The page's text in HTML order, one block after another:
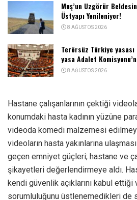
Muş’un Uzgörür
Üstyapı Yenileniyor!
8 AĞUSTOS 2026
Terörsüz Türkiye
yasa Adalet
8 AĞUSTOS 2026
Hastane çalışanlarının çektiği
konumdaki hasta kadının yüzüne
videoda komedi malzemesi
videoların hasta yakınlarına
geçen emniyet güçleri; hastane ve
şikayetleri değerlendirmeye aldı.
kendi güvenlik açıklarını kabul ettiği
sorumluluğunu üstlenemedikleri de